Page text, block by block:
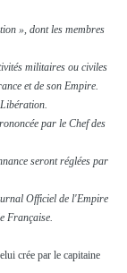
», dont les membres
militaires ou civiles
et de son Empire.
par le Chef des
seront réglées par
Officiel de l'Empire
Française.
crée par le capitaine